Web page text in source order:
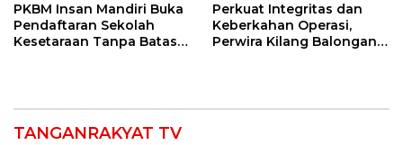
PKBM Insan Mandiri Buka
Pendaftaran Sekolah
Kesetaraan Tanpa Batas
Perkuat Integritas dan
Keberkahan Operasi,
Perwira Kilang Balongan
TANGANRAKYAT TV